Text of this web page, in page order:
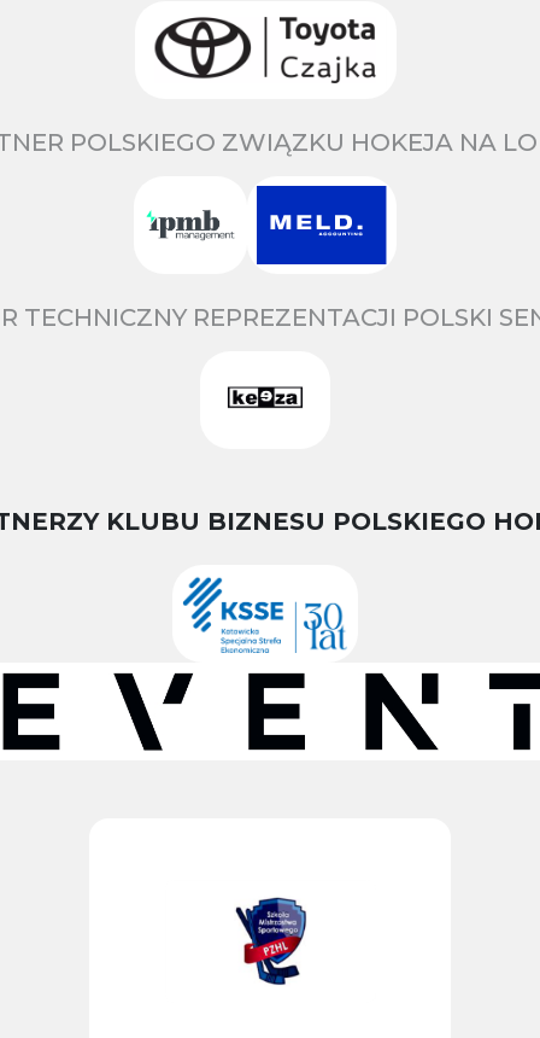
POLSKIEGO ZWIĄZKU HOKEJA NA
TECHNICZNY REPREZENTACJI POLSKI
KLUBU BIZNESU POLSKIEGO